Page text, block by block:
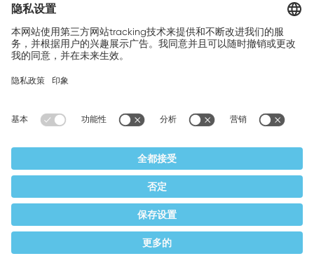
Companion brands: